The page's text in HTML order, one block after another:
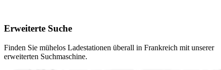
Erweiterte Suche
Finden Sie mühelos Ladestationen überall in Frankreich mit unserer
erweiterten Suchmaschine.